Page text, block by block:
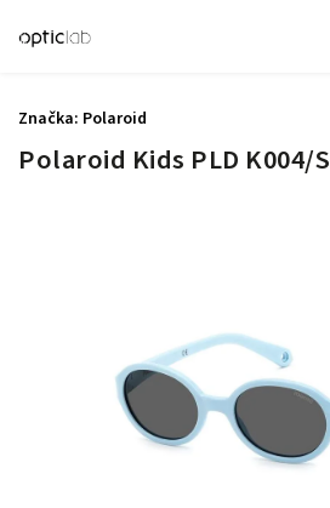
Polaroid Kids PLD K004/S
Značka: Polaroid